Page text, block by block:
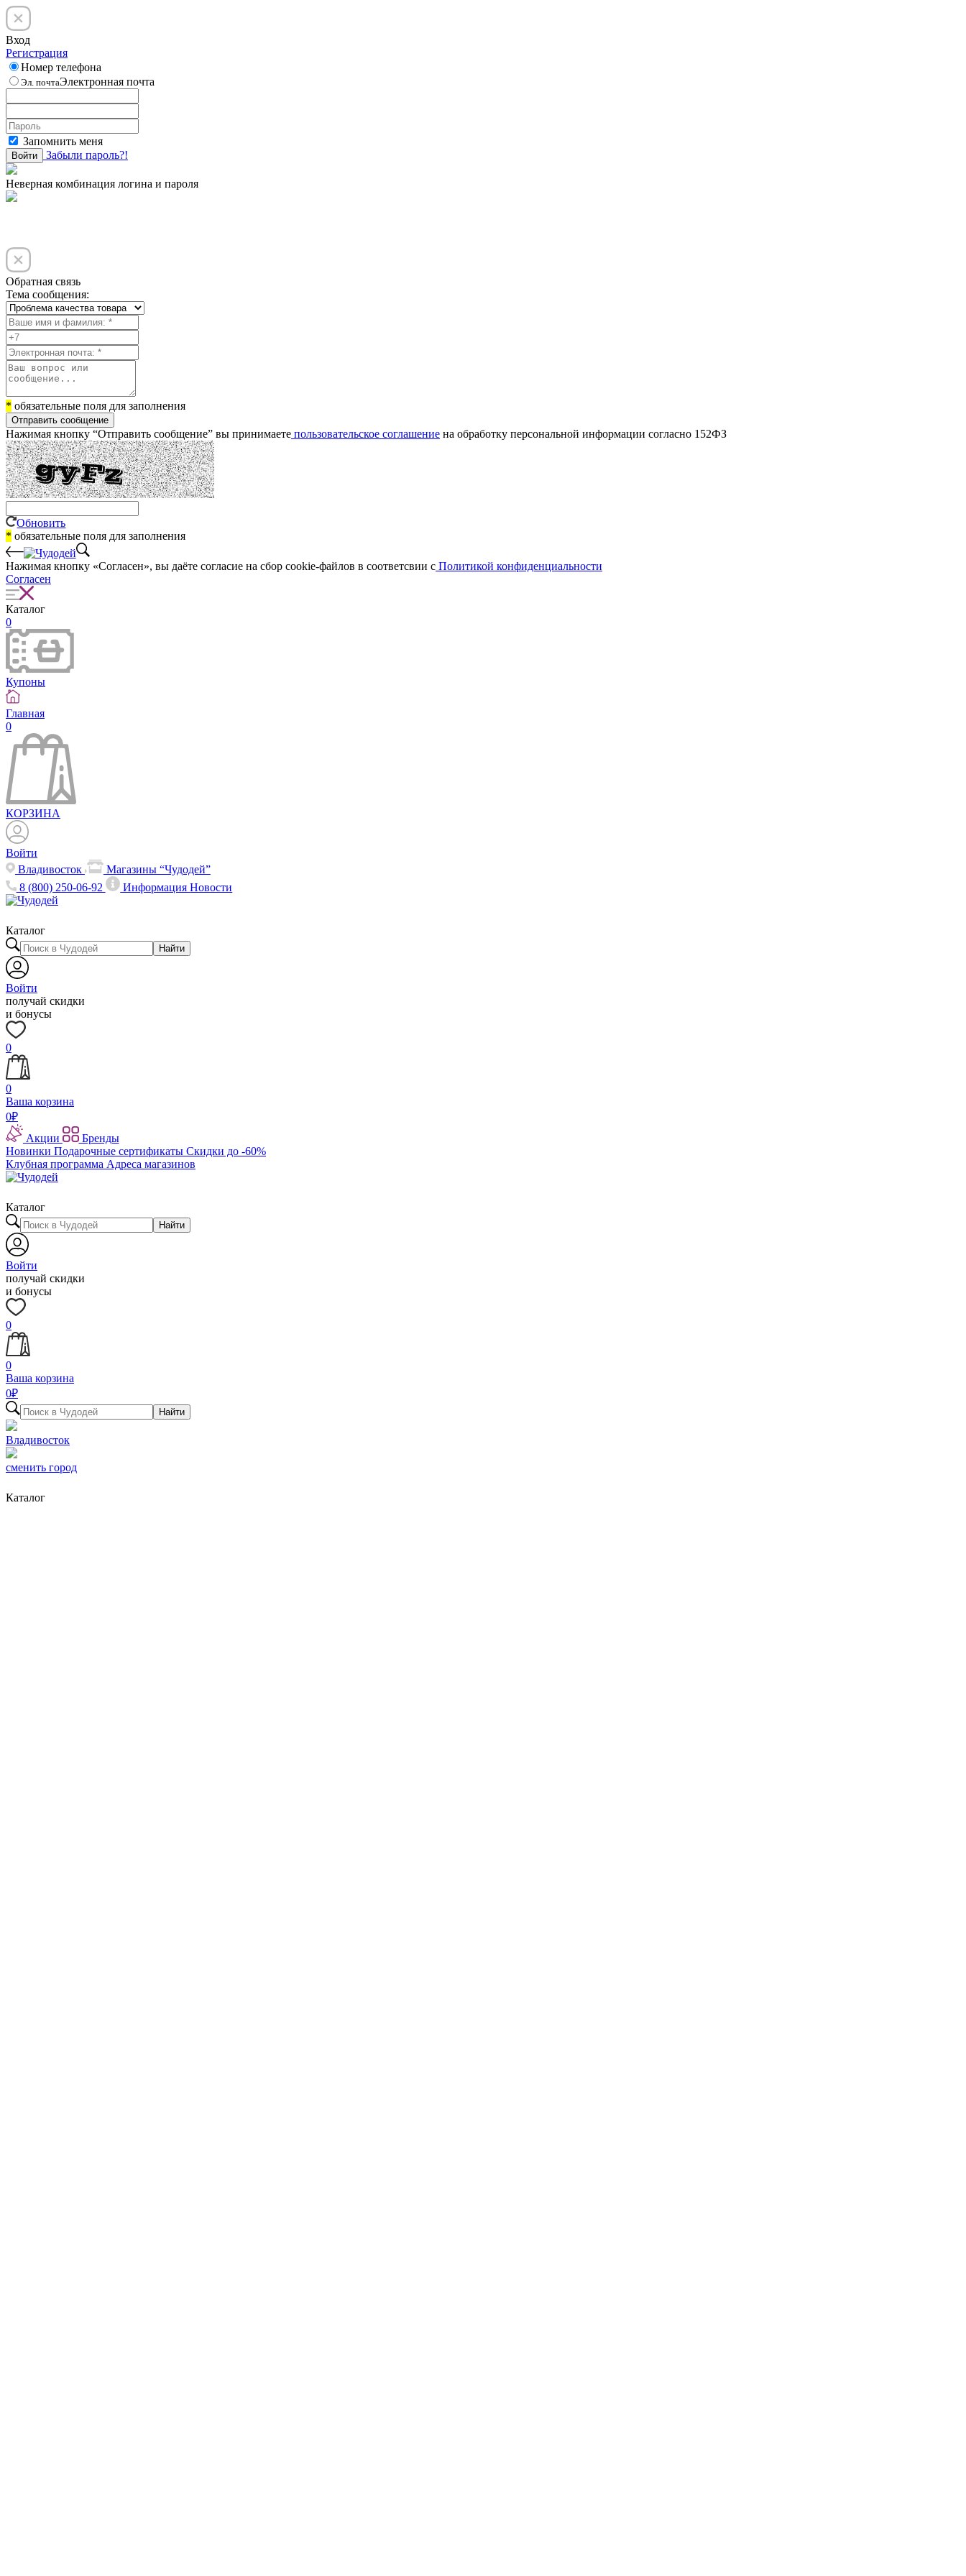
Вход
Регистрация
Номер телефона
Эл. почтаЭлектронная почта
Запомнить меня
Войти Забыли пароль?!
Неверная комбинация логина и пароля
Обратная связь
Тема сообщения:
* обязательные поля для заполнения
Отправить сообщение
Нажимая кнопку “Отправить сообщение” вы принимаете пользовательское соглашение на обработку персональной информации согласно 152ФЗ
Обновить
* обязательные поля для заполнения
Нажимая кнопку «Согласен», вы даёте cогласие на сбор cookie-файлов в соответсвии с Политикой конфиденциальности
Согласен
Каталог
0
Купоны
Главная
0
КОРЗИНА
Войти
Владивосток
Магазины “Чудодей”
8 (800) 250-06-92
ИнформацияНовости
Каталог
Найти
Войти
получай скидки
и бонусы
0
0
Ваша корзина
0₽
Акции
Бренды
Новинки Подарочные сертификаты Скидки до -60%
Клубная программа Адреса магазинов
Каталог
Найти
Войти
получай скидки
и бонусы
0
0
Ваша корзина
0₽
Найти
Владивосток
сменить город
Каталог